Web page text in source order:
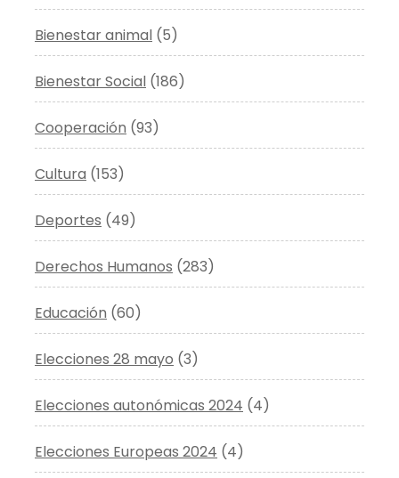
Bienestar animal (5)
Bienestar Social (186)
Cooperación (93)
Cultura (153)
Deportes (49)
Derechos Humanos (283)
Educación (60)
Elecciones 28 mayo (3)
Elecciones autonómicas 2024 (4)
Elecciones Europeas 2024 (4)